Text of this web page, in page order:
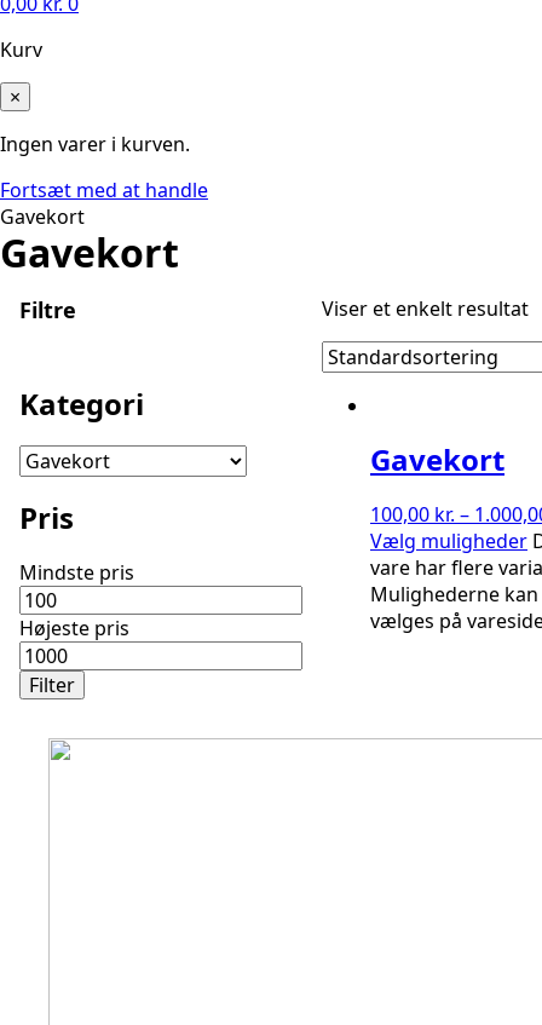
Kurv
×
Ingen varer i kurven.
Fortsæt med at handle
Gavekort
Gavekort
Filtre
Kategori
Pris
Mindste pris
Højeste pris
Filter
Viser et enkelt resultat
Gavekort
100,00 kr. –
Vælg muligheder
vare har flere
Mulighederne kan
vælges på